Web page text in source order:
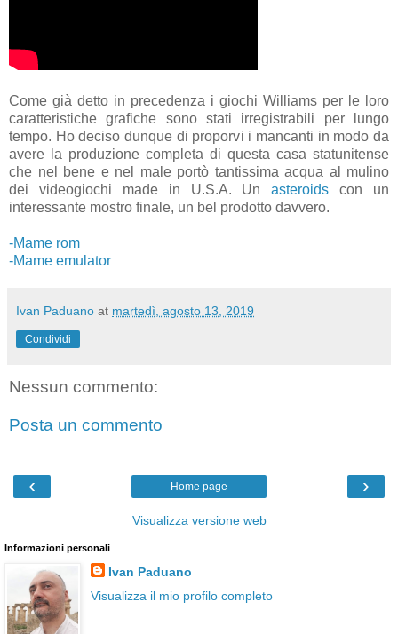
Come già detto in precedenza i giochi Williams per le loro
caratteristiche grafiche sono stati irregistrabili per lungo
tempo. Ho deciso dunque di proporvi i mancanti in modo da
avere la produzione completa di questa casa statunitense
che nel bene e nel male portò tantissima acqua al mulino
dei videogiochi made in U.S.A. Un asteroidscon un
interessante mostro finale, un bel prodotto davvero.
-Mame rom
-Mame emulator
Ivan Paduano at martedì, agosto 13, 2019
Condividi
Nessun commento:
Posta un commento
‹ ›
Home page
Visualizza versione web
Informazioni personali
Ivan Paduano
Visualizza il mio profilo completo